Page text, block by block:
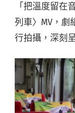
「把溫度留在
列車〉MV，劇
行拍攝，深刻